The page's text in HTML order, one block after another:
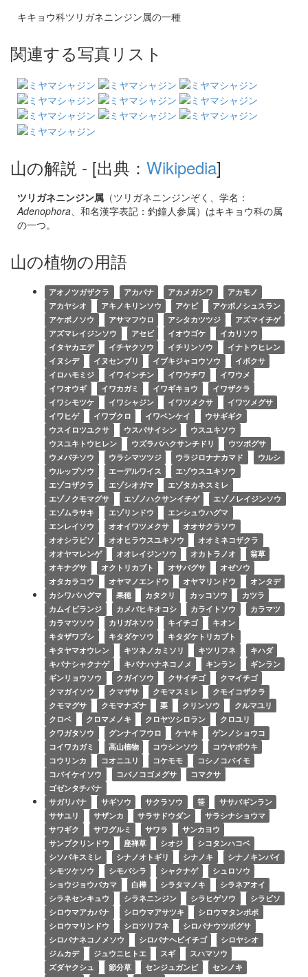
キキョウ科ツリガネニンジン属の一種
関連する写真リスト
山の解説 - [出典： Wikipedia]
ツリガネニンジン属 （ツリガネニンジンぞく、学名：
Adenophora 、和名漢字表記：釣鐘人参属）はキキョウ科の属
の一つ。
山の植物の用語
アオノツガザクラ アカバナ アカメガシワ
アカモノ
アカヤシオ
アキノキリンソウ アケビ
アケボノシュスラン
アケボノソウ
アサマフウロ アシタカツツジ
アズマイチゲ
アズマレイジンソウ
アセビ イオウゴケ
イカリソウ
イタヤカエデ
イチヤクソウ イチリンソウ
イナトウヒレン
イヌシデ
イヌセンブリ イブキジャコウソウ
イボクサ
イロハモミジ
イワインチン イワウチワ
イワウメ
イワオウギ
イワカガミ イワギキョウ
イワザクラ
イワシモツケ
イワシャジン イワツメクサ
イワツメグサ
イワヒゲ
イワブクロ イワベンケイ
ウサギギク
ウスイロツユクサ
ウスバサイシン
ウスユキソウ
ウスユキトウヒレン
ウズラバハクサンチドリ
ウツボグサ
ウメバチソウ
ウラシマツツジ ウラジロナナカマド
ウルシ
ウルップソウ
エーデルワイス
エゾウスユキソウ
エゾコザクラ
エゾシオガマ
エゾタカネスミレ
エゾノクモマグサ
エゾノハクサンイチゲ
エゾノレイジンソウ
エゾムラサキ
エゾリンドウ
エンシュウハグマ
エンレイソウ
オオイワツメクサ
オオサクラソウ
オオシラビソ
オオヒラウスユキソウ
オオミネコザクラ
オオヤマレンゲ
オオレイジンソウ オカトラノオ
翁草
オキナグサ
オクトリカブト オサバグサ
オゼソウ
オタカラコウ
オヤマノエンドウ オヤマリンドウ
オンタデ
カシワバハグマ
果穂 カタクリ カッコソウ
カツラ
カムイビランジ
カメバヒキオコシ カライトソウ
カラマツ
カラマツソウ
カリガネソウ キイチゴ
キオン
キタザワブシ
キタダケソウ
キタダケトリカブト
キタヤマオウレン
キツネノカミソリ キツリフネ
キハダ
キバナシャクナゲ
キバナハナネコノメ キンラン
ギンラン
ギンリョウソウ
クガイソウ クサイチゴ
クマイチゴ
クマガイソウ
クマザサ クモマスミレ
クモイコザクラ
クモマグサ
クモマナズナ 栗 クリンソウ
クルマユリ
クロベ
クロマメノキ クロヤツシロラン
クロユリ
クワガタソウ
グンナイフウロ ケヤキ
ゲンノショウコ
コイワカガミ
高山植物 コウシンソウ
コウヤボウキ
コウリンカ
コオニユリ コケモモ
コシノコバイモ
コバイケイソウ
コバノコゴメグサ
コマクサ
ゴゼンタチバナ
サガリバナ
サギソウ サクラソウ 笹
ササバギンラン
ササユリ
サザンカ サラサドウダン
サラシナショウマ
サワギク
サワグルミ サワラ
サンカヨウ
サンプクリンドウ
座禅草 シオジ
シコタンハコベ
シソバキスミレ
シナノオトギリ シナノキ
シナノキンバイ
シモツケソウ
シモバシラ シャクナゲ
シュロソウ
ショウジョウバカマ
白樺 シラタマノキ
シラネアオイ
シラネセンキュウ
シラネニンジン シラヒゲソウ
シラビソ
シロウマアカバナ
シロウマアサツキ
シロウマタンポポ
シロウマリンドウ
シロツリフネ
シロバナウツボグサ
シロバナネコノメソウ
シロバナヘビイチゴ
シロヤシオ
ジムカデ
ジュウニヒトエ スギ
スハマソウ
ズダヤクシュ
節分草 センジュガンピ
センノキ